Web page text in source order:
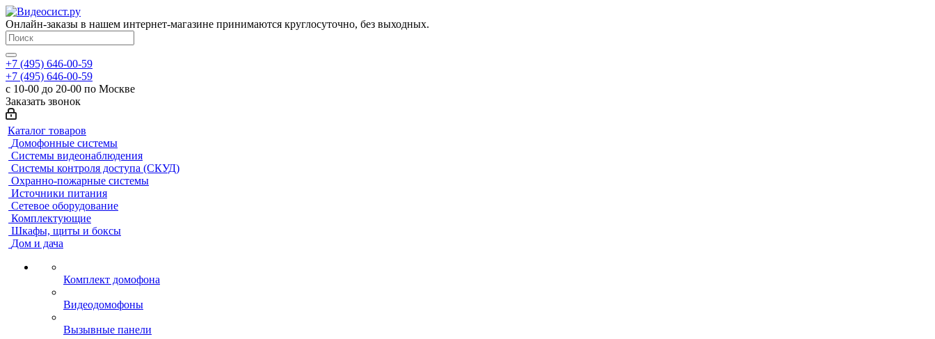
Онлайн-заказы в нашем интернет-магазине принимаются круглосуточно, без выходных.
+7 (495) 646-00-59
+7 (495) 646-00-59
с 10-00 до 20-00 по Москве
Заказать звонок
Каталог товаров
Домофонные системы
Системы видеонаблюдения
Системы контроля доступа (СКУД)
Охранно-пожарные системы
Источники питания
Сетевое оборудование
Комплектующие
Шкафы, щиты и боксы
Дом и дача
Комплект домофона
Видеодомофоны
Вызывные панели